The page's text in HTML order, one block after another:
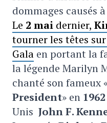
dommages causés
Le 2 mai dernier,
tourner les têtes
Gala en portant la
la légende Marilyn
chanté son fameux
President» en 1962
Unis John F.